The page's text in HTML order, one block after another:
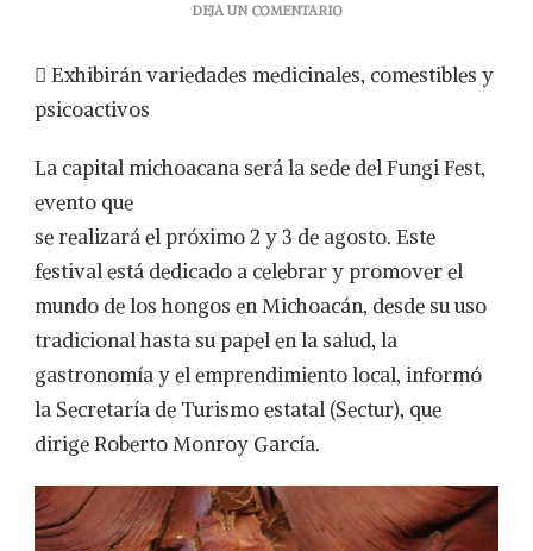
DEJA UN COMENTARIOEN
MUNDO
CON
FEST:
 Exhibirán variedades medicinales, comestibles y
psicoactivos
La capital michoacana será la sede del Fungi Fest,
evento que
se realizará el próximo 2 y 3 de agosto. Este
festival está dedicado a celebrar y promover el
mundo de los hongos en Michoacán, desde su uso
tradicional hasta su papel en la salud, la
gastronomía y el emprendimiento local, informó
la Secretaría de Turismo estatal (Sectur), que
dirige Roberto Monroy García.